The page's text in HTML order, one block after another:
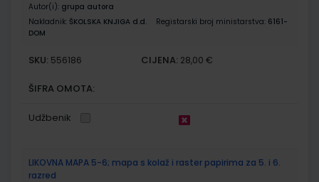
Autor(i): grupa autora
Nakladnik: ŠKOLSKA KNJIGA d.d. Registarski broj ministarstva: 6161-
DOM
SKU: 556186 CIJENA: 28,00 €
ŠIFRA OMOTA:
Udžbenik
LIKOVNA MAPA 5-6; mapa s kolaž i raster papirima za 5. i 6.
razred